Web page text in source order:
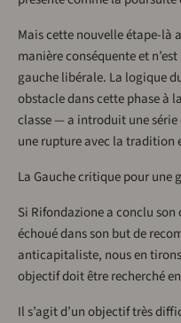
Mais cette nouvelle étape-là
manière conséquente et
gauche libérale. La logique
obstacle dans cette phase à
classe — a introduit une
une rupture avec la tradition
La Gauche critique pour une
Si Rifondazione a conclu
échoué dans son but de
anticapitaliste, nous en
objectif doit être recherché
Il s’agit d’un objectif très